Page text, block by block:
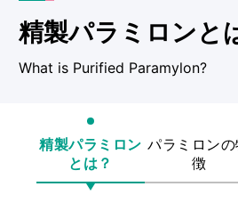
精製パラミロンと
What is Purified Paramylon?
精製パラミロン
とは？
パラミロン
徴